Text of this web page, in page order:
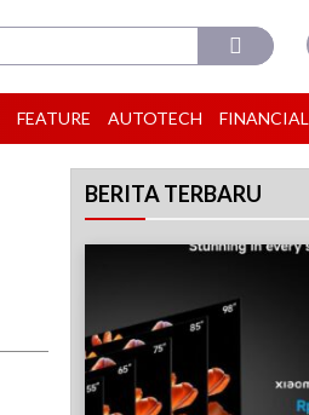
FEATURE AUTOTECH FINANCIAL
BERITA TERBARU